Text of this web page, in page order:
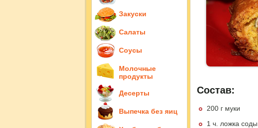
Состав:
200 г муки
1 ч. ложка соды
Закуски
Салаты
Соусы
Молочные
продукты
Десерты
Выпечка без яиц